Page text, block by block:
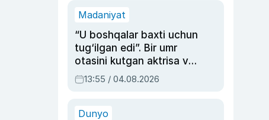
Madaniyat
“U boshqalar baxti uchun
tug‘ilgan edi”. Bir umr
otasini kutgan aktrisa va
dublyaj ustasi Rimma
Ahmedovaning
13:55 / 04.08.2026
Dunyo